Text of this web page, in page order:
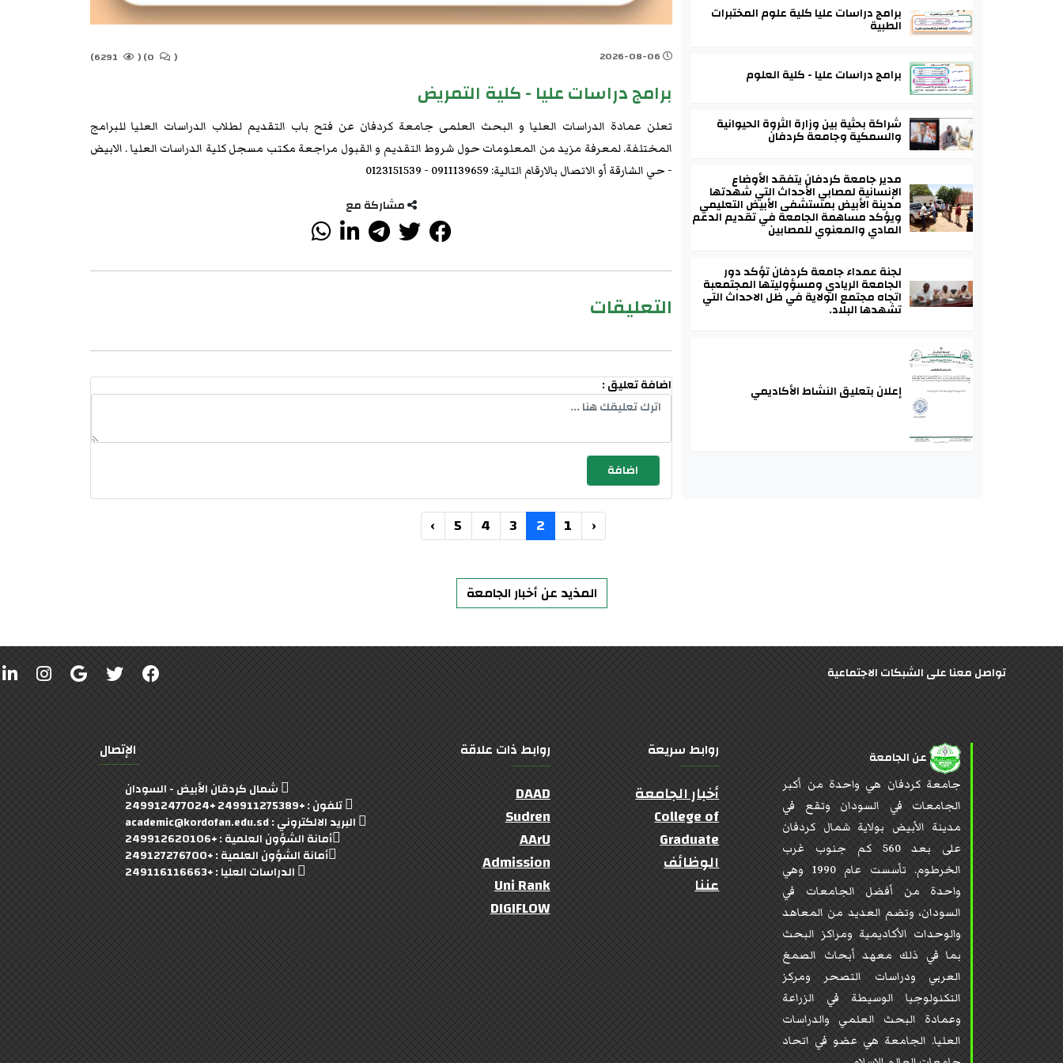
(
(
برامج دراسات عليا - كلية التمريض
تعلن عمادة الدراسات العليا و البحث العلمى جامعة كردفان عن فتح باب التقديم لطلاب الدراسات العليا للبرامج
المختلفة. لمعرفة مزيد من المعلومات حول شروط التقديم و القبول مراجعة مكتب مسجل كلية الدراسات العليا . الابيض
- حي الشارقة أو الاتصال بالارقام التالية: 0911139659 - 0123151539
مشاركة مع
التعليقات
اضافة تعليق :
برامج دراسات عليا كلية علوم المختبرات
الطبية
برامج دراسات عليا - كلية العلوم
شراكة بحثية بين وزارة الثروة الحيوانية
والسمكية وجامعة كردفان
مدير جامعة كردفان يتفقد الأوضاع
الإنسانية لمصابي الأحداث التي شهدتها
مدينة الأبيض بمستشفى الأبيض التعليمي
ويؤكد مساهمة الجامعة في تقديم الدعم
المادي والمعنوي للمصابين
لجنة عمداء جامعة كردفان تؤكد دور
الجامعة الريادي ومسؤوليتها المجتمعبة
اتجاه مجتمع الولاية في ظل الاحداث التي
تشهدها البلاد.
إعلان بتعليق النشاط الأكاديمي
‹
1
2
3
4
5
›
المذيد عن أخبار الجامعة
تواصل معنا على الشبكات الاجتماعية
عن الجامعة
جامعة كردفان هي واحدة من أكبر
الجامعات في السودان وتقع في
مدينة الأبيض بولاية شمال كردفان
على بعد 560 كم جنوب غرب
الخرطوم. تأسست عام 1990 وهي
واحدة من أفضل الجامعات في
السودان، وتضم العديد من المعاهد
والوحدات الأكاديمية ومراكز البحث
بما في ذلك معهد أبحاث الصمغ
العربي ودراسات التصحر ومركز
التكنولوجيا الوسيطة في الزراعة
وعمادة البحث العلمي والدراسات
العليا. الجامعة هي عضو في اتحاد
روابط سريعة
أخبار الجامعة
College of
Graduate
الوظائف
عننا
روابط ذات علاقة
DAAD
Sudren
AArU
Admission
Uni Rank
DIGIFLOW
الإتصال
شمال كردقان الأبيض - السودان
تلفون : +249911275389 +249912477024
البريد الالكتروني : academic@kordofan.edu.sd
أمانة الشؤون العلمية : +249912620106
أمانة الشؤون العلمية : +249127276700
الدراسات العليا : +249116116663